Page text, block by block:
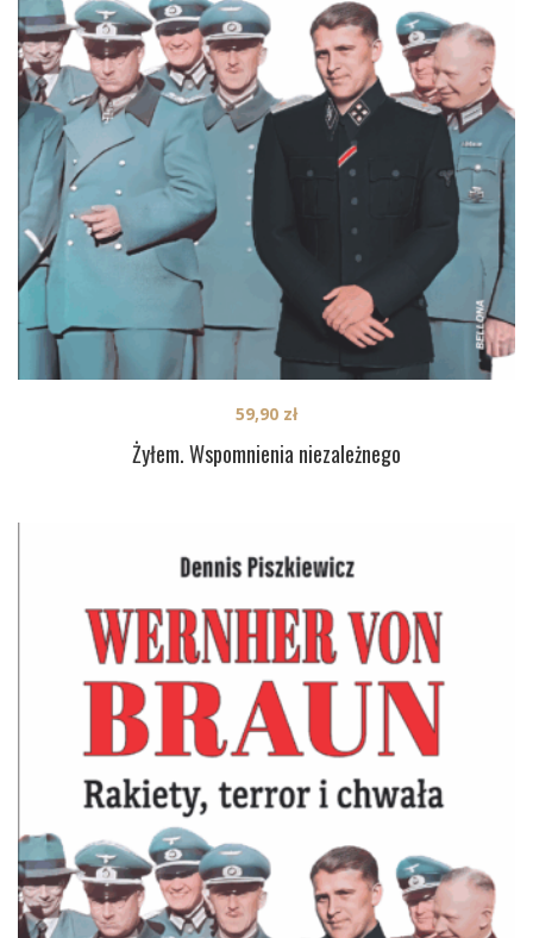
Żyłem. Wspomnienia niezależnego
59,90 zł